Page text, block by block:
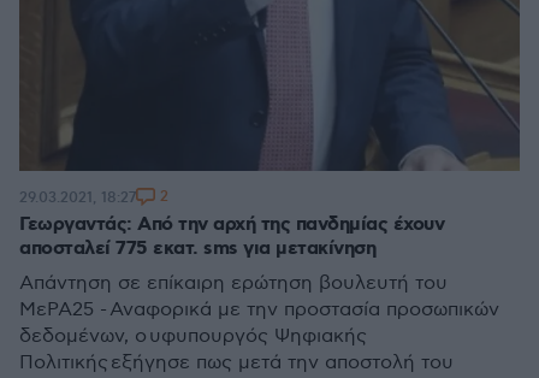
Γεωργαντάς: Από την αρχή της πανδημίας έχουν
αποσταλεί 775 εκατ. sms για μετακίνηση
Απάντηση σε επίκαιρη ερώτηση βουλευτή του
ΜεΡΑ25 - Αναφορικά με την προστασία προσωπικών
δεδομένων, ο υφυπουργός Ψηφιακής
Πολιτικής εξήγησε πως μετά την αποστολή του
29.03.2021, 18:27 2